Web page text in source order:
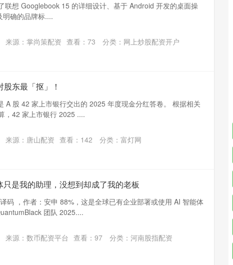
联想 Googlebook 15 的详细设计、基于 Android 开发的桌面操
确的品牌标....
来源：掌尚策配资 查看： 73 分类： 网上炒股配资开户
东最「抠」！
A 股 42 家上市银行交出的 2025 年度现金分红答卷。 根据相关
，42 家上市银行 2025 ....
来源：唐山配资 查看： 142 分类： 富灯网
是我的助理，没想到却成了我的老板
码 ，作者：安申 88%，这是全球已有企业部署或使用 AI 智能体
团队 2025....
来源：数币配资平台 查看： 97 分类： 河南股指配资